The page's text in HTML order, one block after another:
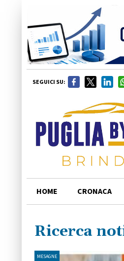
SEGUICI SU:
HOME CRONACA
Ricerca
MESAGNE